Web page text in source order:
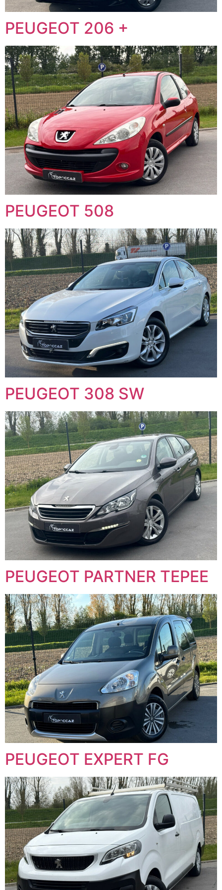
PEUGEOT 206 +
PEUGEOT 508
PEUGEOT 308 SW
PEUGEOT PARTNER TEPEE
PEUGEOT EXPERT FG